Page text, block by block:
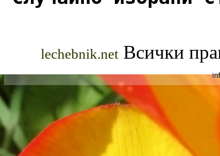
lechebnik.netВсички